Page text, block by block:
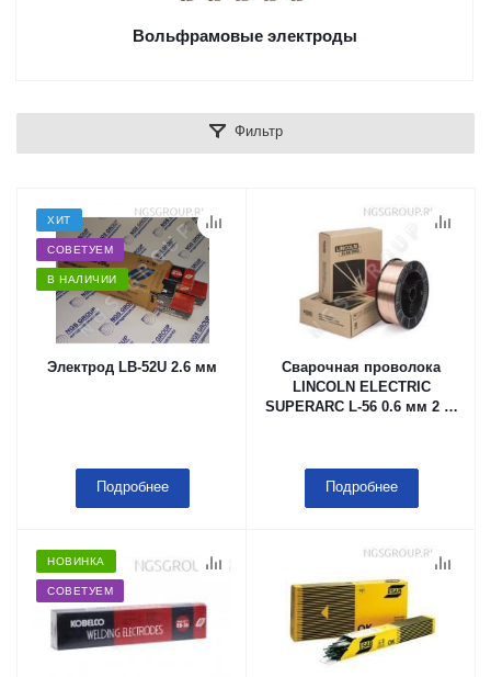
Вольфрамовые электроды
Фильтр
ХИТ
СОВЕТУЕМ
В НАЛИЧИИ
Электрод LB-52U 2.6 мм
Подробнее
Сварочная проволока
LINCOLN ELECTRIC
SUPERARC L-56 0.6 мм 2 lb
Подробнее
НОВИНКА
СОВЕТУЕМ